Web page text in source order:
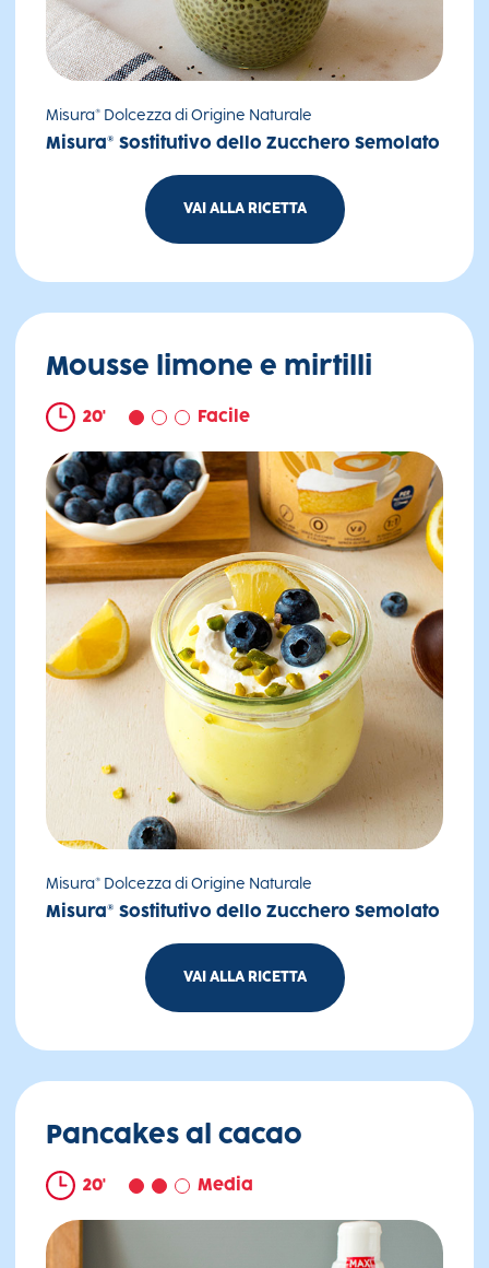
Misura® Dolcezza di Origine Naturale
Misura® Sostitutivo dello Zucchero Semolato
VAI ALLA RICETTA
Mousse limone e mirtilli
20' Facile
Misura® Dolcezza di Origine Naturale
Misura® Sostitutivo dello Zucchero Semolato
VAI ALLA RICETTA
Pancakes al cacao
20' Media